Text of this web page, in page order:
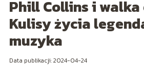
Phill Collins i walka
Kulisy życia
muzyka
Data publikacji: 2024-04-24